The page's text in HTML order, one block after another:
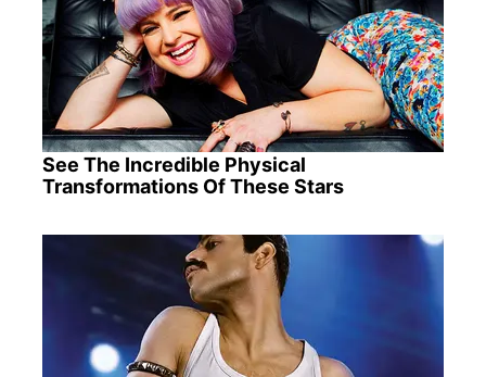
See The Incredible Physical
Transformations Of These Stars